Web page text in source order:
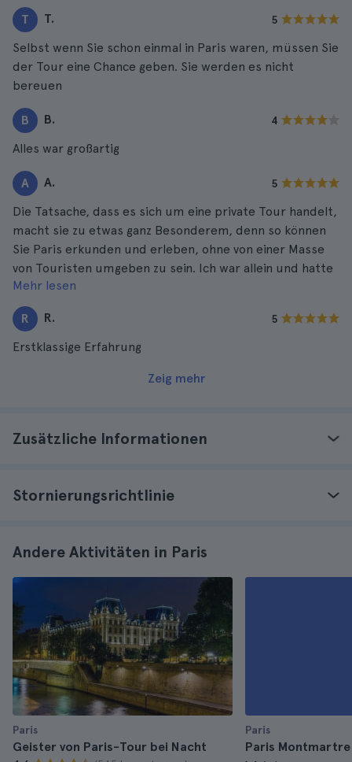
T T. 5
Selbst wenn Sie schon einmal in Paris waren, müssen Sie
der Tour eine Chance geben. Sie werden es nicht
bereuen
B B. 4
Alles war großartig
A A. 5
Die Tatsache, dass es sich um eine private Tour handelt,
macht sie zu etwas ganz Besonderem, denn so können
Sie Paris erkunden und erleben, ohne von einer Masse
von Touristen umgeben zu sein. Ich war allein und hatte
eine wunderbare Zeit.
Mehr lesen
R R. 5
Erstklassige Erfahrung
Zeig mehr
Zusätzliche Informationen
Stornierungsrichtlinie
Andere Aktivitäten in Paris
Paris
Geister von Paris-Tour bei Nacht
Paris
Paris Montmartre